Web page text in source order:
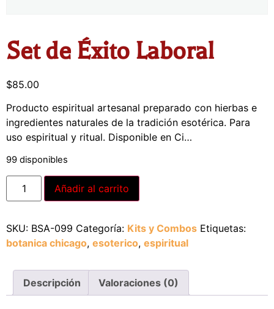
Set de Éxito Laboral
$85.00
Producto espiritual artesanal preparado con hierbas e
ingredientes naturales de la tradición esotérica. Para
uso espiritual y ritual. Disponible en Ci…
99 disponibles
Añadir al carrito
SKU: BSA-099 Categoría: Kits y Combos Etiquetas:
botanica chicago, esoterico, espiritual
Descripción Valoraciones (0)